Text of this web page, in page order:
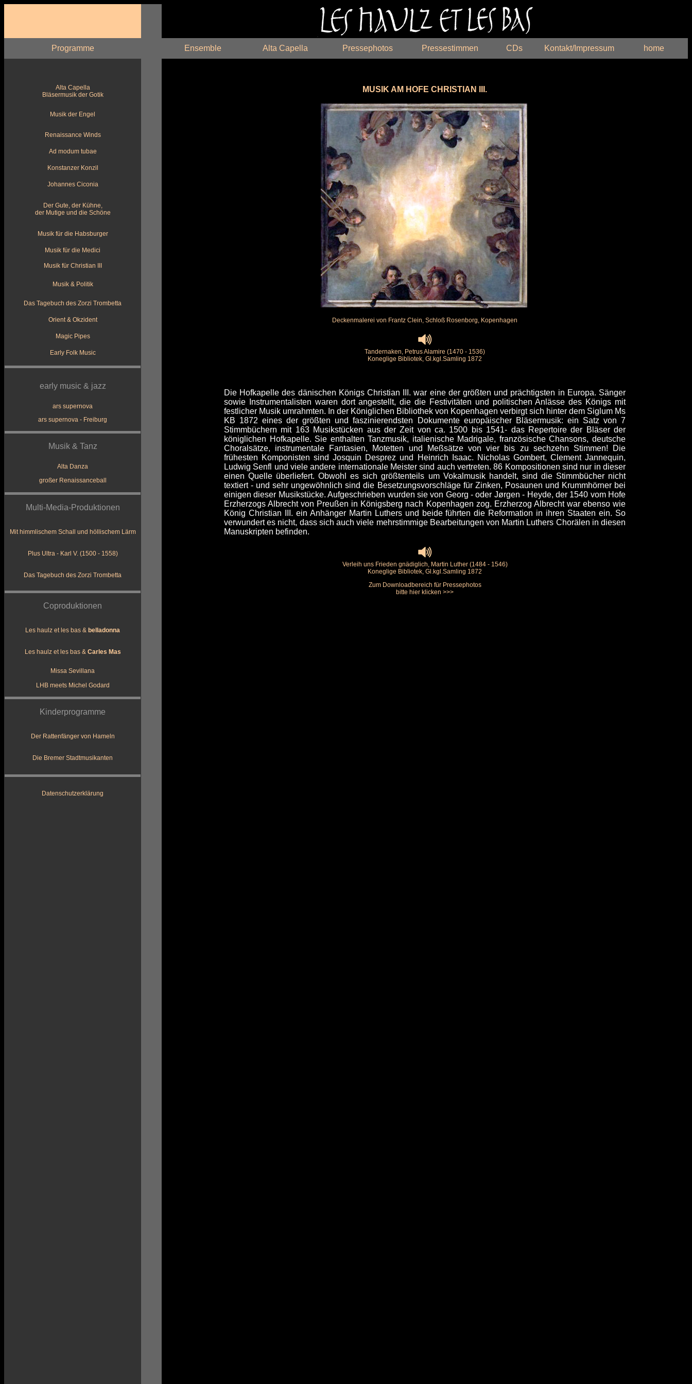
Programme Ensemble Alta Capella Pressephotos Pressestimmen CDs Kontakt/Impressum home
MUSIK AM HOFE CHRISTIAN III.
Deckenmalerei von Frantz Clein, Schloß Rosenborg, Kopenhagen
Tandernaken, Petrus Alamire (1470 - 1536)
Koneglige Bibliotek, Gl.kgl.Samling 1872
Die Hofkapelle des dänischen Königs Christian III. war eine der größten und prächtigsten in Europa. Sänger
sowie Instrumentalisten waren dort angestellt, die die Festivitäten und politischen Anlässe des Königs mit
festlicher Musik umrahmten. In der Königlichen Bibliothek von Kopenhagen verbirgt sich hinter dem Siglum Ms
KB 1872 eines der größten und faszinierendsten Dokumente europäischer Bläsermusik: ein Satz von 7
Stimmbüchern mit 163 Musikstücken aus der Zeit von ca. 1500 bis 1541- das Repertoire der Bläser der
königlichen Hofkapelle. Sie enthalten Tanzmusik, italienische Madrigale, französische Chansons, deutsche
Choralsätze, instrumentale Fantasien, Motetten und Meßsätze von vier bis zu sechzehn Stimmen! Die
frühesten Komponisten sind Josquin Desprez und Heinrich Isaac. Nicholas Gombert, Clement Jannequin,
Ludwig Senfl und viele andere internationale Meister sind auch vertreten. 86 Kompositionen sind nur in dieser
einen Quelle überliefert. Obwohl es sich größtenteils um Vokalmusik handelt, sind die Stimmbücher nicht
textiert - und sehr ungewöhnlich sind die Besetzungsvorschläge für Zinken, Posaunen und Krummhörner bei
einigen dieser Musikstücke. Aufgeschrieben wurden sie von Georg - oder Jørgen - Heyde, der 1540 vom Hofe
Erzherzogs Albrecht von Preußen in Königsberg nach Kopenhagen zog. Erzherzog Albrecht war ebenso wie
König Christian III. ein Anhänger Martin Luthers und beide führten die Reformation in ihren Staaten ein. So
verwundert es nicht, dass sich auch viele mehrstimmige Bearbeitungen von Martin Luthers Chorälen in diesen
Manuskripten befinden.
Verleih uns Frieden gnädiglich, Martin Luther (1484 - 1546)
Koneglige Bibliotek, Gl.kgl.Samling 1872
Zum Downloadbereich für Pressephotos
bitte hier klicken >>>
Alta Capella
Bläsermusik der Gotik
Musik der Engel
Renaissance Winds
Ad modum tubae
Konstanzer Konzil
Johannes Ciconia
Der Gute, der Kühne,
der Mutige und die Schöne
Musik für die Habsburger
Musik für die Medici
Musik für Christian III
Musik & Politik
Das Tagebuch des Zorzi Trombetta
Orient & Okzident
Magic Pipes
Early Folk Music
early music & jazz
ars supernova
ars supernova - Freiburg
Musik & Tanz
Alta Danza
großer Renaissanceball
Multi-Media-Produktionen
Mit himmlischem Schall und höllischem Lärm
Plus Ultra - Karl V. (1500 - 1558)
Das Tagebuch des Zorzi Trombetta
Coproduktionen
Les haulz et les bas & belladonna
Les haulz et les bas & Carles Mas
Missa Sevillana
LHB meets Michel Godard
Kinderprogramme
Der Rattenfänger von Hameln
Die Bremer Stadtmusikanten
Datenschutzerklärung